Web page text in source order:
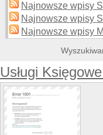
Najnowsze wpisy
Najnowsze wpisy
Najnowsze wpisy
Usługi